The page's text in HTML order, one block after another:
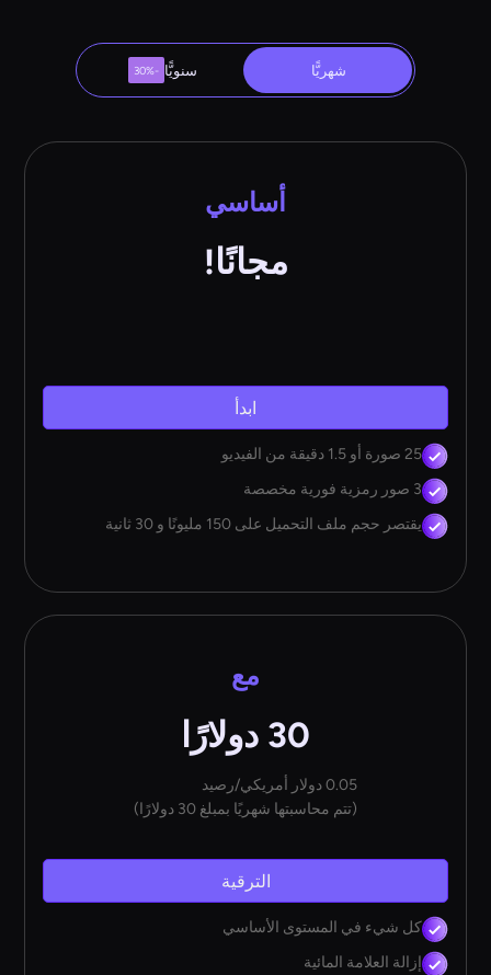
شهريًّا سنويًّا -30%
أساسي
مجانًا!
ابدأ
25 صورة أو 1.5 دقيقة من الفيديو
3 صور رمزية فورية مخصصة
يقتصر حجم ملف التحميل على 150 مليونًا و 30 ثانية
مع
30 دولارًا
0.05 دولار أمريكي/رصيد
(تتم محاسبتها شهريًا بمبلغ 30 دولارًا)
الترقية
كل شيء في المستوى الأساسي
إزالة العلامة المائية